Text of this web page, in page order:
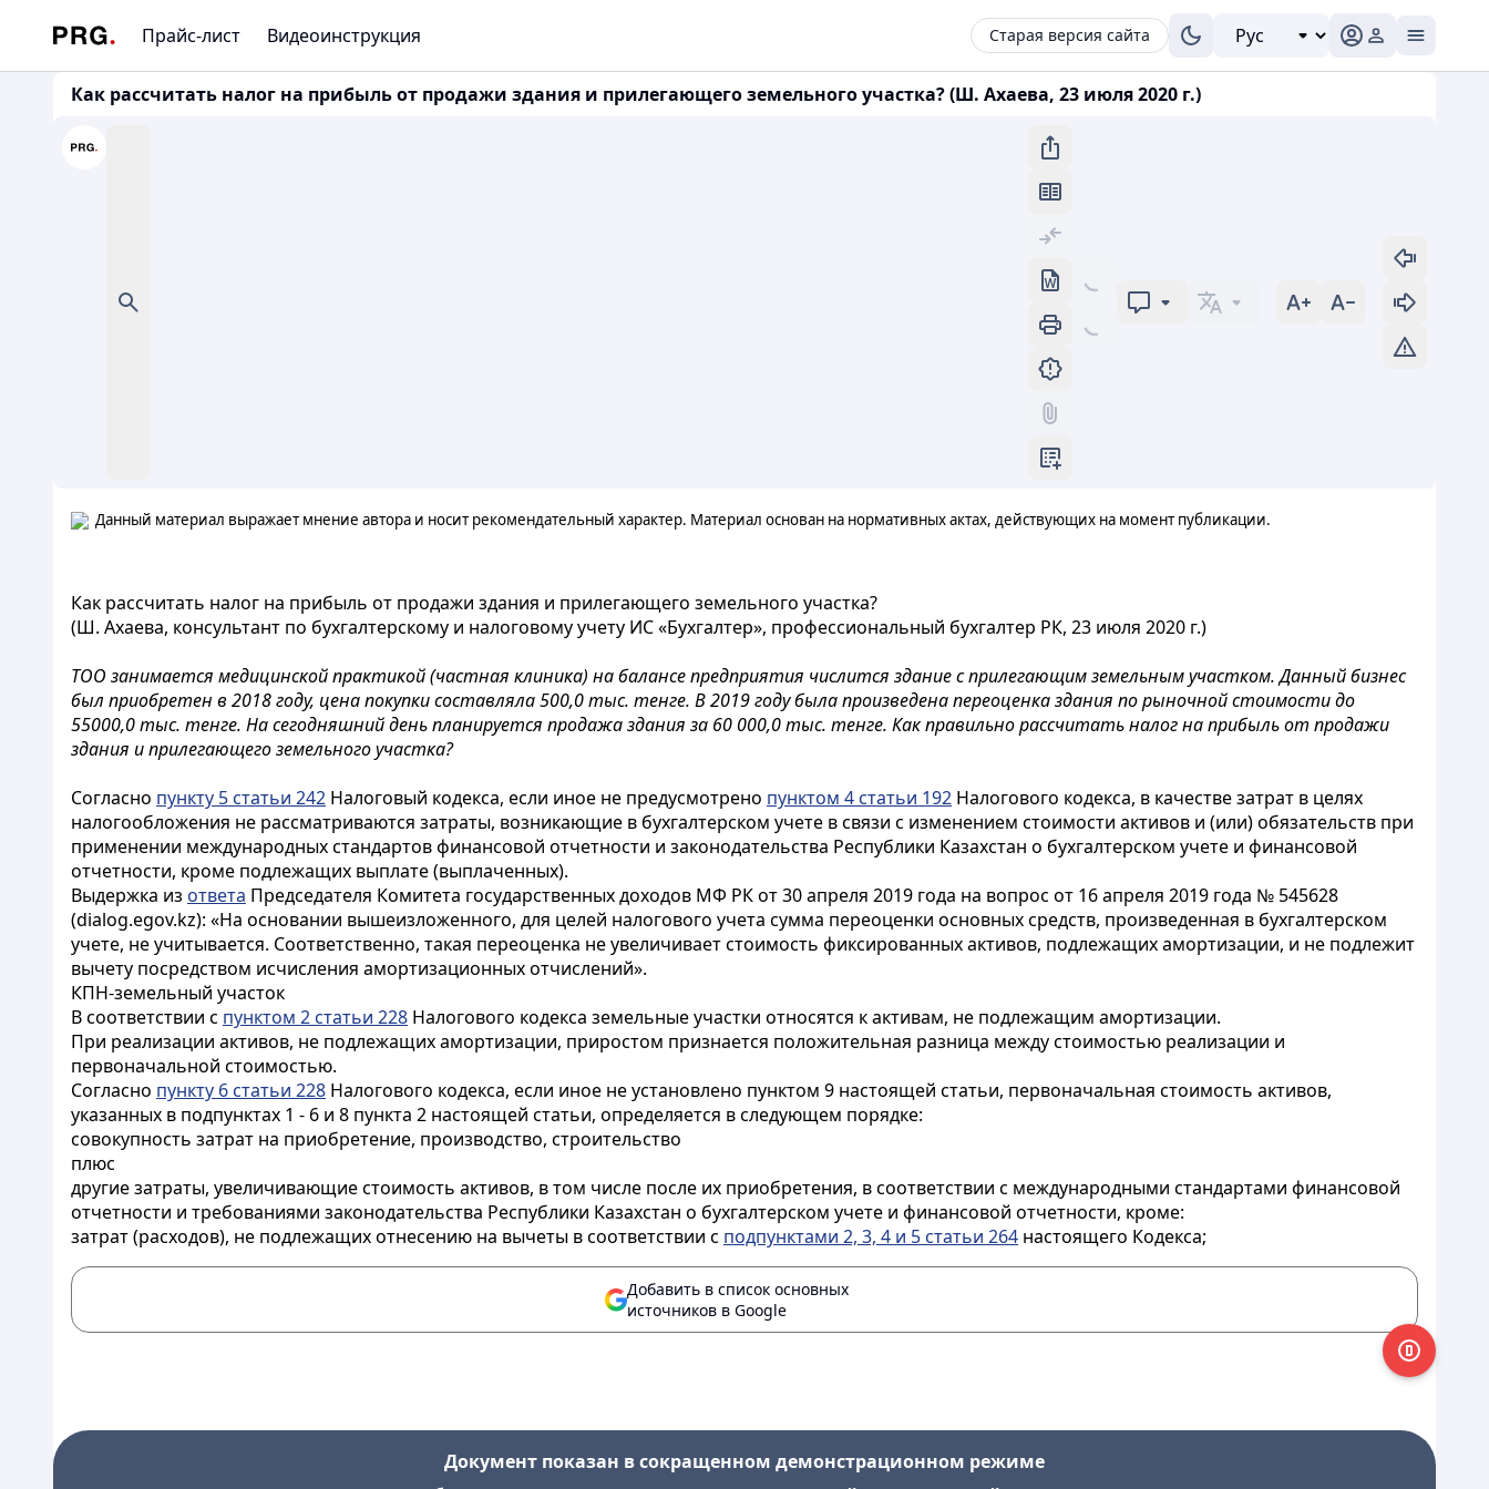
Прайс-лист Видеоинструкция Старая версия сайта
Как рассчитать налог на прибыль от продажи здания и прилегающего земельного участка? (Ш. Ахаева, 23 июля 2020 г.)
Данный материал выражает мнение автора и носит рекомендательный характер. Материал основан на нормативных актах, действующих на момент публикации.
Как рассчитать налог на прибыль от продажи здания и прилегающего земельного участка?
(Ш. Ахаева, консультант по бухгалтерскому и налоговому учету ИС «Бухгалтер», профессиональный бухгалтер РК, 23 июля 2020 г.)
ТОО занимается медицинской практикой (частная клиника) на балансе предприятия числится здание с прилегающим земельным участком. Данный бизнес
был приобретен в 2018 году, цена покупки составляла 500,0 тыс. тенге. В 2019 году была произведена переоценка здания по рыночной стоимости до
55000,0 тыс. тенге. На сегодняшний день планируется продажа здания за 60 000,0 тыс. тенге. Как правильно рассчитать налог на прибыль от продажи
здания и прилегающего земельного участка?
Согласно пункту 5 статьи 242 Налоговый кодекса, если иное не предусмотрено пунктом 4 статьи 192 Налогового кодекса, в качестве затрат в целях
налогообложения не рассматриваются затраты, возникающие в бухгалтерском учете в связи с изменением стоимости активов и (или) обязательств при
применении международных стандартов финансовой отчетности и законодательства Республики Казахстан о бухгалтерском учете и финансовой
отчетности, кроме подлежащих выплате (выплаченных).
Выдержка из ответа Председателя Комитета государственных доходов МФ РК от 30 апреля 2019 года на вопрос от 16 апреля 2019 года № 545628
(dialog.egov.kz): «На основании вышеизложенного, для целей налогового учета сумма переоценки основных средств, произведенная в бухгалтерском
учете, не учитывается. Соответственно, такая переоценка не увеличивает стоимость фиксированных активов, подлежащих амортизации, и не подлежит
вычету посредством исчисления амортизационных отчислений».
КПН-земельный участок
В соответствии с пунктом 2 статьи 228 Налогового кодекса земельные участки относятся к активам, не подлежащим амортизации.
При реализации активов, не подлежащих амортизации, приростом признается положительная разница между стоимостью реализации и
первоначальной стоимостью.
Согласно пункту 6 статьи 228 Налогового кодекса, если иное не установлено пунктом 9 настоящей статьи, первоначальная стоимость активов,
указанных в подпунктах 1 - 6 и 8 пункта 2 настоящей статьи, определяется в следующем порядке:
совокупность затрат на приобретение, производство, строительство
плюс
другие затраты, увеличивающие стоимость активов, в том числе после их приобретения, в соответствии с международными стандартами финансовой
отчетности и требованиями законодательства Республики Казахстан о бухгалтерском учете и финансовой отчетности, кроме:
затрат (расходов), не подлежащих отнесению на вычеты в соответствии с подпунктами 2, 3, 4 и 5 статьи 264 настоящего Кодекса;
Добавить в список основных
источников в Google
Документ показан в сокращенном демонстрационном режиме